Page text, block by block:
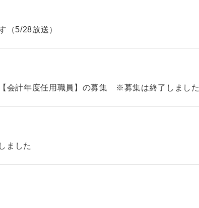
（5/28放送）
会計年度任用職員】の募集 ※募集は終了しました
ました